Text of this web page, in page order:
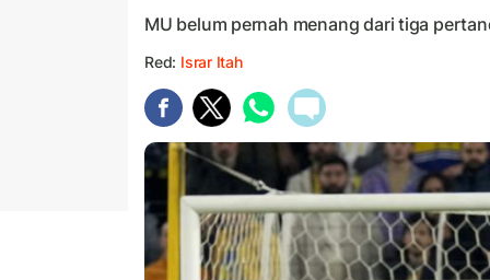
MU belum pernah menang dari tiga
Red: Israr Itah